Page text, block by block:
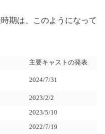
期は、このようになって
主要キャストの発表
2024/7/31
2023/2/2
2023/5/10
2022/7/19